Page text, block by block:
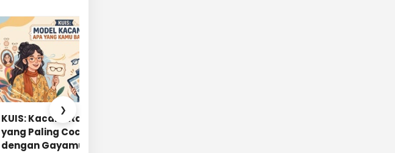
KUIS: Kacamata Apa
yang Paling Cocok
dengan Gayamu?
❯